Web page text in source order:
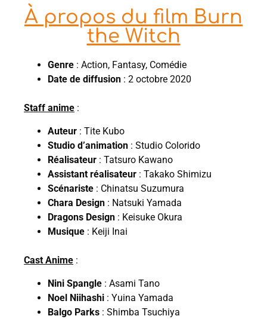
À propos du film Burn
the Witch
Genre : Action, Fantasy, Comédie
Date de diffusion : 2 octobre 2020
Staff anime :
Auteur : Tite Kubo
Studio d’animation : Studio Colorido
Réalisateur : Tatsuro Kawano
Assistant réalisateur : Takako Shimizu
Scénariste : Chinatsu Suzumura
Chara Design : Natsuki Yamada
Dragons Design : Keisuke Okura
Musique : Keiji Inai
Cast Anime :
Nini Spangle : Asami Tano
Noel Niihashi : Yuina Yamada
Balgo Parks : Shimba Tsuchiya